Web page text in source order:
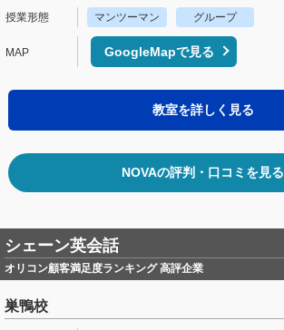
マンツーマン グループ
GoogleMapで見る
教室を詳しく見る
NOVAの評判・口コミを見る
シェーン英会話
オリコン顧客満足度ランキング 高評企業
巣鴨校